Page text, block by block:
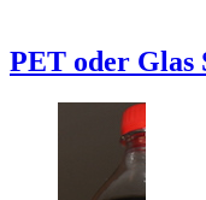
PET oder Glas